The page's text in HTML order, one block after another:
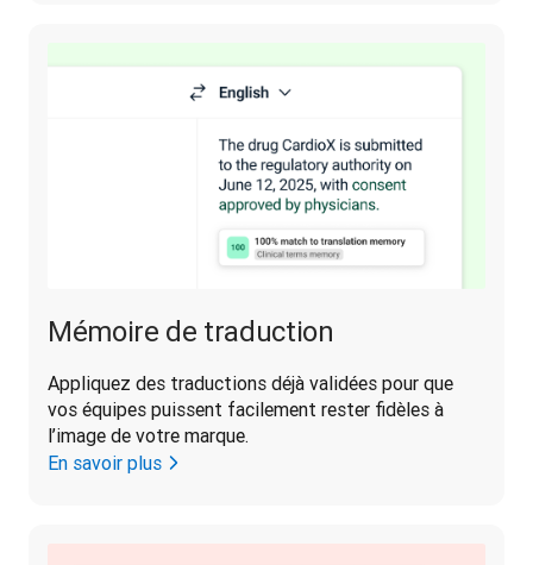
Mémoire de traduction
Appliquez des traductions déjà validées pour que
vos équipes puissent facilement rester fidèles à
l’image de votre marque.
En savoir plus